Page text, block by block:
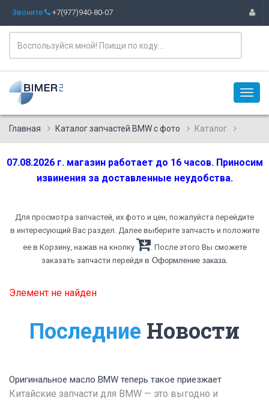
Звоните +7(977)940-80-07
Главная Каталог запчастей BMW с фото Каталог
07.08.2026 г. магазин работает до 16 часов. Приносим
извинения за доставленные неудобства.
Для просмотра запчастей, их фото и цен, пожалуйста перейдите
в интересующий Вас раздел. Далее выберите запчасть и положите
ее в Корзину, нажав на кнопку
. После этого Вы сможете
заказать запчасти перейдя в Оформление заказа.
Элемент не найден
Последние Новости
Оригинальное масло BMW теперь такое приезжает
Китайские запчасти для BMW — это выгодно и